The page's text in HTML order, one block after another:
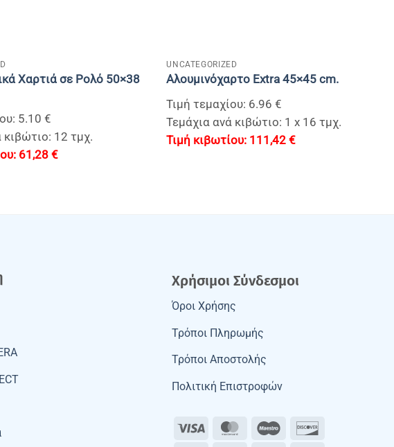
Χαρτιά σε Ρολό 50×38
5.10 €
κιβώτιο: 12 τμχ.
61,28 €
UNCATEGORIZED
Αλουμινόχαρτο Extra 45×45 cm.
Τιμή τεμαχίου: 6.96 €
Τεμάχια ανά κιβώτιο: 1 x 16 τμχ.
111,42€
Χρήσιμοι Σύνδεσμοι
Όροι Χρήσης
Τρόποι Πληρωμής
Τρόποι Αποστολής
Πολιτική Επιστροφών
Visa MasterCardMaestro